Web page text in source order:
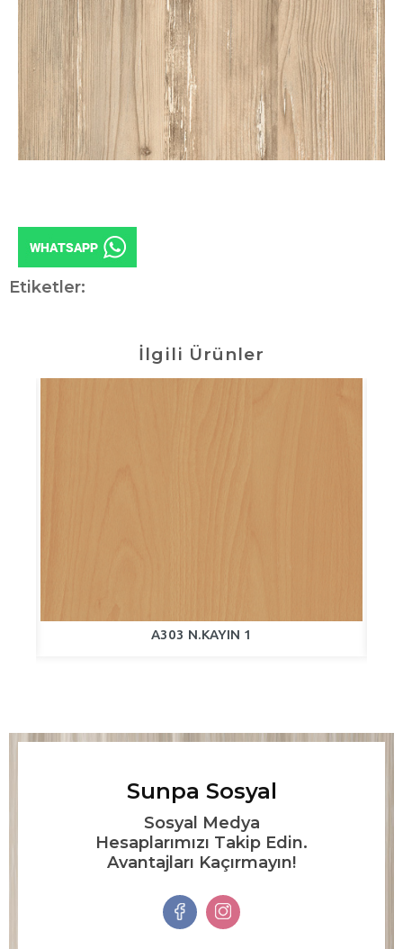
Etiketler:
İlgili Ürünler
A303 N.KAYIN 1
Sunpa Sosyal
Sosyal Medya
Hesaplarımızı Takip Edin.
Avantajları Kaçırmayın!